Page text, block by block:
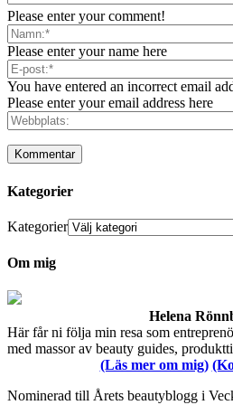
Please enter your comment!
Please enter your name here
You have entered an incorrect email
Please enter your email address here
Kategorier
Kategorier
Om mig
Helena
Här får ni följa min resa som
med massor av beauty guides,
(Läs mer om mig)
Nominerad till Årets beautyblogg i